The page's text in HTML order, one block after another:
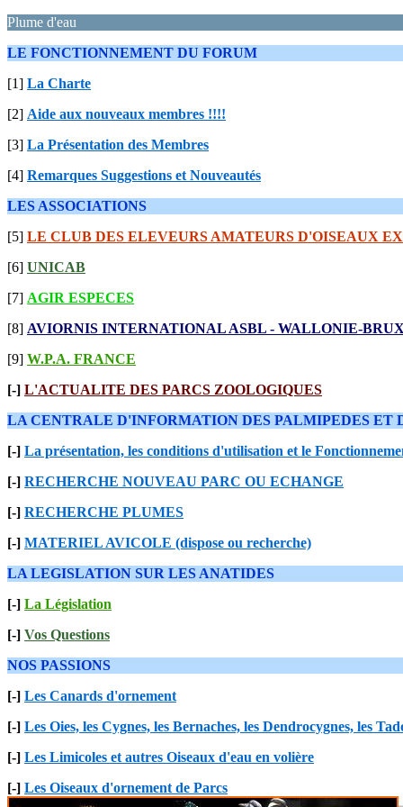
Plume d'eau
LE FONCTIONNEMENT DU FORUM
[1] La Charte
[2] Aide aux nouveaux membres !!!!
[3] La Présentation des Membres
[4] Remarques Suggestions et Nouveautés
LES ASSOCIATIONS
[5] LE CLUB DES ELEVEURS AMATEURS D'OISEAUX
[6] UNICAB
[7] AGIR ESPECES
[8] AVIORNIS INTERNATIONAL ASBL - WALLONIE-
[9] W.P.A. FRANCE
[-] L'ACTUALITE DES PARCS ZOOLOGIQUES
LA CENTRALE D'INFORMATION DES PALMIPEDES ET
[-] La présentation, les conditions d'utilisation et le
[-] RECHERCHE NOUVEAU PARC OU ECHANGE
[-] RECHERCHE PLUMES
[-] MATERIEL AVICOLE (dispose ou recherche)
LA LEGISLATION SUR LES ANATIDES
[-] La Législation
[-] Vos Questions
NOS PASSIONS
[-] Les Canards d'ornement
[-] Les Oies, les Cygnes, les Bernaches, les Dendrocygnes, les
[-] Les Limicoles et autres Oiseaux d'eau en volière
[-] Les Oiseaux d'ornement de Parcs